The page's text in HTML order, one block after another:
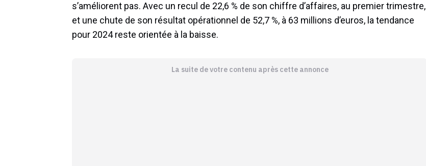
s’améliorent pas. Avec un recul de 22,6 % de son chiffre d’affaires, au premier trimestre,
et une chute de son résultat opérationnel de 52,7 %, à 63 millions d’euros, la tendance
pour 2024 reste orientée à la baisse.
La suite de votre contenu après cette annonce